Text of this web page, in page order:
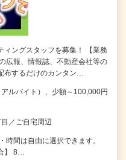
ィングスタッフを募集！ 【業務
広報、情報誌、不動産会社等の
布するだけのカンタン…
ルバイト）、少額～100,000円
／ご自宅周辺
時間は自由に選択できます。
】 8…